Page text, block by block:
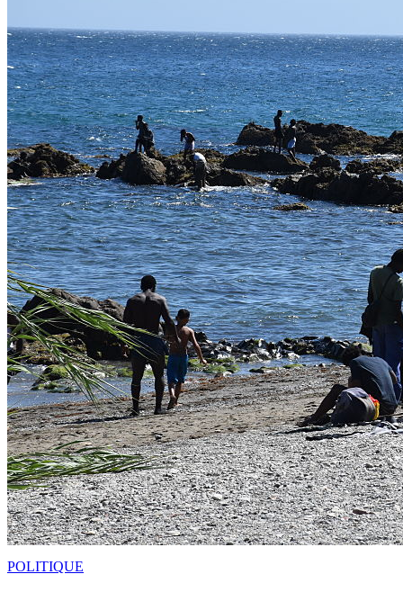
POLITIQUE